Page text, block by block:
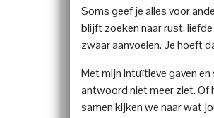
Soms geef je alles voor
blijft zoeken naar rust,
zwaar aanvoelen. Je hoeft
Met mijn intuïtieve gaven
antwoord niet meer ziet. Of
samen kijken we naar wat